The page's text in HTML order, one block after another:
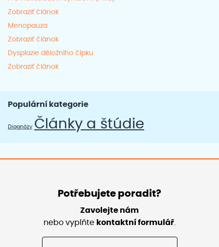
Zobraziť článok
Menopauza
Zobraziť článok
Dysplazie děložního čípku
Zobraziť článok
Populární kategorie
Diagnózy Články a štúdie
Potřebujete poradit?
Zavolejte nám
nebo vyplňte kontaktní formulář.